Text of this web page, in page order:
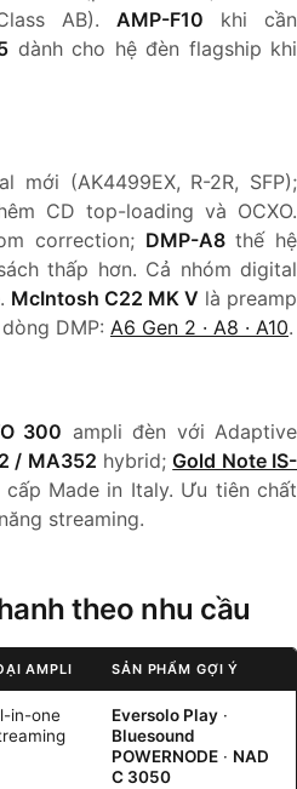
AB). AMP-F10 khi cần
dành cho hệ đèn flagship khi
mới (AK4499EX, R-2R, SFP);
CD top-loading và OCXO.
correction; DMP-A8thế hệ
thấp hơn. Cả nhóm digital
McIntosh C22 MK V là preamp
DMP: A6 Gen 2 · A8 · A10.
300 ampli đèn với Adaptive
/ MA352 hybrid;Gold Note IS-
Made in Italy. Ưu tiên chất
streaming.
theo nhu cầu
AMPLI SẢN PHẨM GỢI Ý
in-one
Eversolo Play ·
Bluesound
POWERNODE · NAD
C 3050